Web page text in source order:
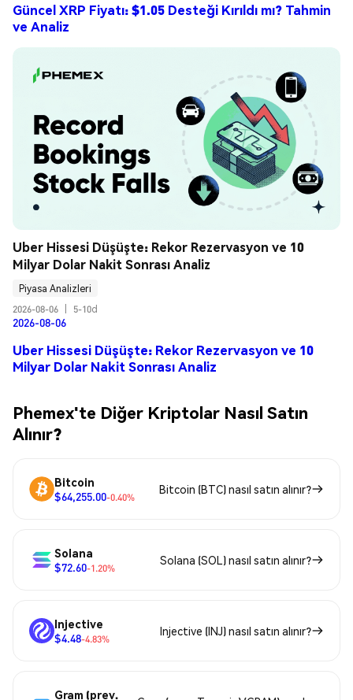
Güncel XRP Fiyatı: $1.05 Desteği Kırıldı mı? Tahmin
ve Analiz
Uber Hissesi Düşüşte: Rekor Rezervasyon ve 10
Milyar Dolar Nakit Sonrası Analiz
Piyasa Analizleri
2026-08-06
5-10d
2026-08-06
Uber Hissesi Düşüşte: Rekor Rezervasyon ve 10
Milyar Dolar Nakit Sonrası Analiz
Phemex'te Diğer Kriptolar Nasıl Satın
Alınır?
Bitcoin
$64,255.00-0.40%
Bitcoin (BTC) nasıl satın alınır?
Solana
$72.60-1.20%
Solana (SOL) nasıl satın alınır?
Injective
$4.48-4.83%
Injective (INJ) nasıl satın alınır?
Gram (prev.